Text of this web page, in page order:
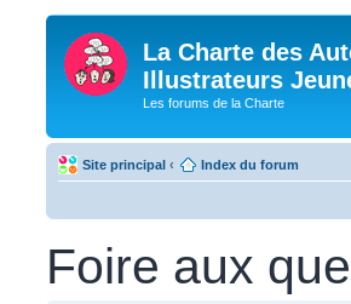
La Charte des
Illustrateurs
Les forums de la Charte
Site principal ‹ Index du forum
Foire aux